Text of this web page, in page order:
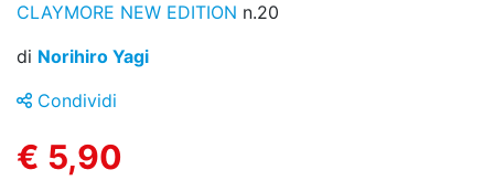
CLAYMORE NEW EDITION n.20
di Norihiro Yagi
Condividi
€ 5,90